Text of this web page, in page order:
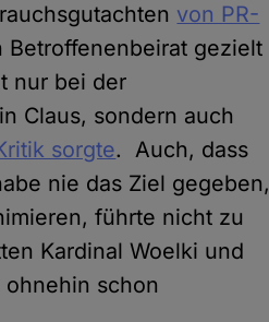
von PR-
Betroffenenbeirat gezielt
nur bei der
Claus, sondern auch
sorgte. Auch, dass
nie das Ziel gegeben,
führte nicht zu
Kardinal Woelki und
schon